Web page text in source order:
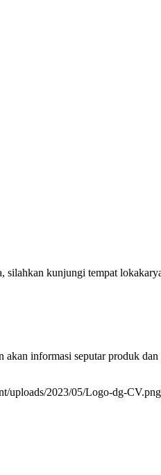
silahkan kunjungi tempat
informasi seputar produk
uploads/2023/05/Logo-dg-CV.png